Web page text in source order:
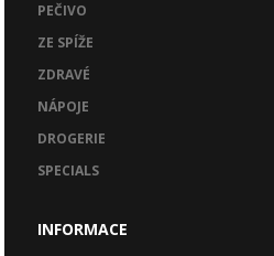
PEČIVO
ZE SPÍŽE
ZDRAVÉ
NÁPOJE
DROGERIE
SPECIALS
INFORMACE